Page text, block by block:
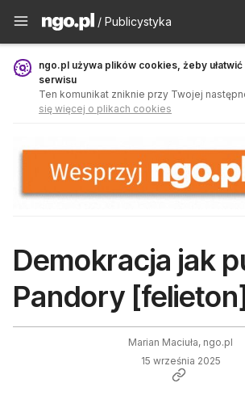
Publicystyka - ngo.pl
/ Publicystyka
ngo.pl używa plików cookies, żeby
serwisu
Ten komunikat zniknie przy Twojej
się więcej o plikach cookies
Demokracja jak
Pandory
Marian Maciuła, ngo.pl
15 września 2025